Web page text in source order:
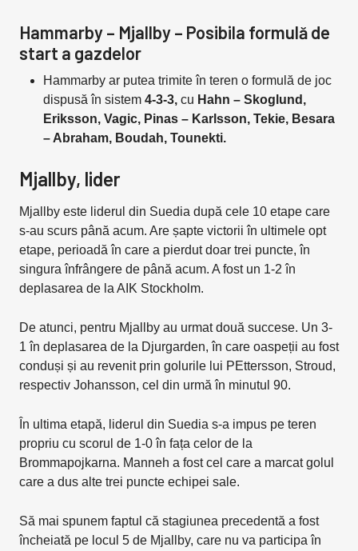
Hammarby – Mjallby – Posibila formulă de
start a gazdelor
Hammarby ar putea trimite în teren o formulă de joc
dispusă în sistem 4-3-3, cu Hahn – Skoglund,
Eriksson, Vagic, Pinas – Karlsson, Tekie, Besara
– Abraham, Boudah, Tounekti.
Mjallby, lider
Mjallby este liderul din Suedia după cele 10 etape care
s-au scurs până acum. Are șapte victorii în ultimele opt
etape, perioadă în care a pierdut doar trei puncte, în
singura înfrângere de până acum. A fost un 1-2 în
deplasarea de la AIK Stockholm.
De atunci, pentru Mjallby au urmat două succese. Un 3-
1 în deplasarea de la Djurgarden, în care oaspeții au fost
conduși și au revenit prin golurile lui PEttersson, Stroud,
respectiv Johansson, cel din urmă în minutul 90.
În ultima etapă, liderul din Suedia s-a impus pe teren
propriu cu scorul de 1-0 în fața celor de la
Brommapojkarna. Manneh a fost cel care a marcat golul
care a dus alte trei puncte echipei sale.
Să mai spunem faptul că stagiunea precedentă a fost
încheiată pe locul 5 de Mjallby, care nu va participa în